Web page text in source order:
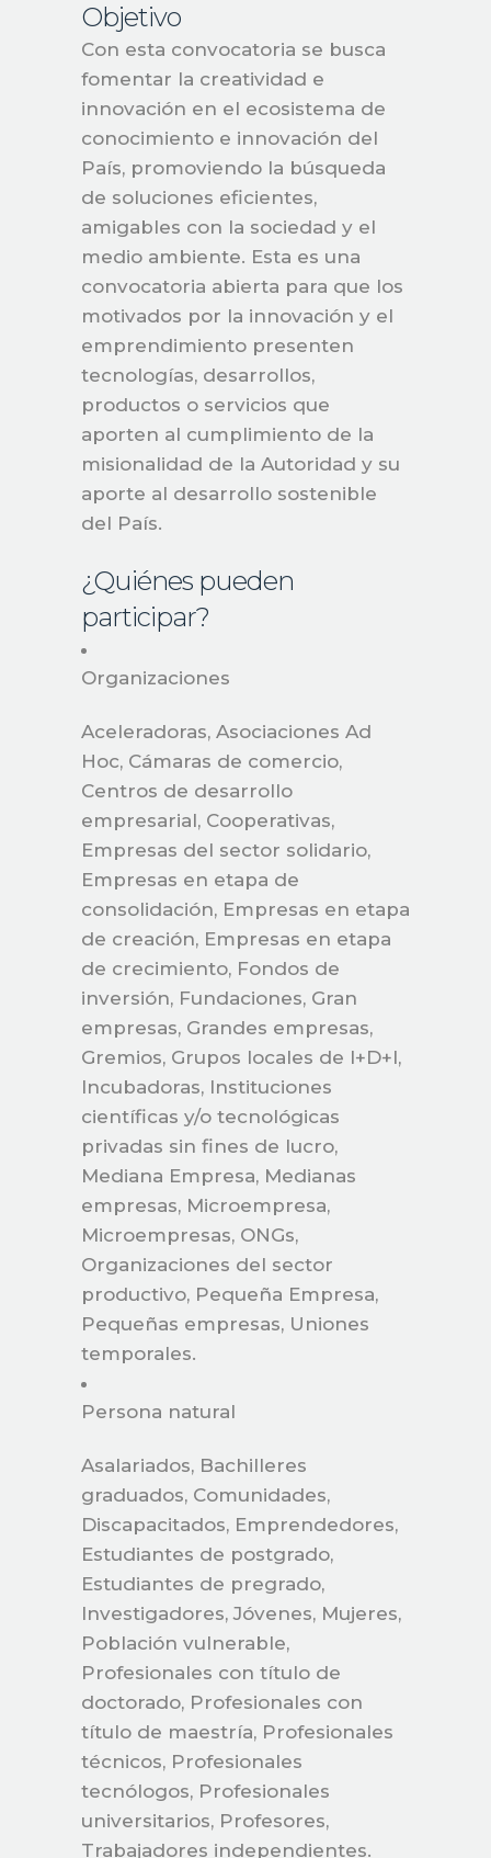
Objetivo
Con esta convocatoria se busca
fomentar la creatividad e
innovación en el ecosistema de
conocimiento e innovación del
País, promoviendo la búsqueda
de soluciones eficientes,
amigables con la sociedad y el
medio ambiente. Esta es una
convocatoria abierta para que los
motivados por la innovación y el
emprendimiento presenten
tecnologías, desarrollos,
productos o servicios que
aporten al cumplimiento de la
misionalidad de la Autoridad y su
aporte al desarrollo sostenible
del País.
¿Quiénes pueden
participar?
Organizaciones
Aceleradoras, Asociaciones Ad
Hoc, Cámaras de comercio,
Centros de desarrollo
empresarial, Cooperativas,
Empresas del sector solidario,
Empresas en etapa de
consolidación, Empresas en etapa
de creación, Empresas en etapa
de crecimiento, Fondos de
inversión, Fundaciones, Gran
empresas, Grandes empresas,
Gremios, Grupos locales de I+D+I,
Incubadoras, Instituciones
científicas y/o tecnológicas
privadas sin fines de lucro,
Mediana Empresa, Medianas
empresas, Microempresa,
Microempresas, ONGs,
Organizaciones del sector
productivo, Pequeña Empresa,
Pequeñas empresas, Uniones
temporales.
Persona natural
Asalariados, Bachilleres
graduados, Comunidades,
Discapacitados, Emprendedores,
Estudiantes de postgrado,
Estudiantes de pregrado,
Investigadores, Jóvenes, Mujeres,
Población vulnerable,
Profesionales con título de
doctorado, Profesionales con
título de maestría, Profesionales
técnicos, Profesionales
tecnólogos, Profesionales
universitarios, Profesores,
Trabajadores independientes.